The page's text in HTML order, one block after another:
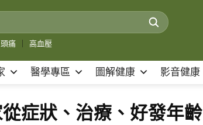
頭痛 高血壓
醫學專區 圖解健康 影音健康
症狀、治療、好發年齡